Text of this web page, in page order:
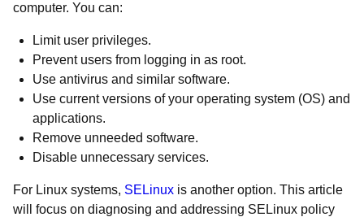
computer. You can:
Limit user privileges.
Prevent users from logging in as root.
Use antivirus and similar software.
Use current versions of your operating system (OS) and
applications.
Remove unneeded software.
Disable unnecessary services.
For Linux systems, SELinux is another option. This article
will focus on diagnosing and addressing SELinux policy